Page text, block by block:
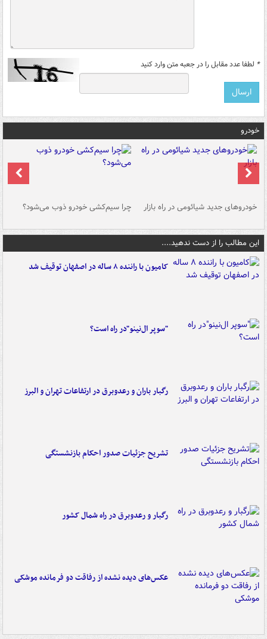
* لطفا عدد مقابل را در جعبه متن وارد کنید
خودرو
خودروهای جدید شیائومی در راه بازار چرا سیم‌کشی خودرو ذوب می‌شود؟
این مطالب را از دست ندهید....
کامیون با راننده ۸ ساله در اصفهان توقیف شد
"سوپر ال‌نینو"در راه است؟
رگبار باران و رعدوبرق در ارتفاعات تهران و البرز
تشریح جزئیات صدور احکام بازنشستگی
رگبار و رعدوبرق در راه شمال کشور
عکس‌های دیده نشده از رفاقت دو فرمانده‌ موشکی